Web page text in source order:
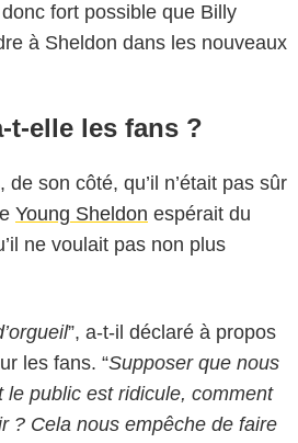
fort possible que Billy
à Sheldon dans les nouveaux
t-elle les fans ?
de son côté, qu’il n’était pas sûr
Young Sheldon espérait du
ne voulait pas non plus
”, a-t-il déclaré à propos
les fans. “Supposer que nous
le public est ridicule, comment
? Cela nous empêche de faire